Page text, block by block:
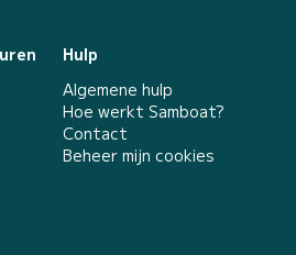
Hulp
Algemene hulp
Hoe werkt Samboat?
Contact
Beheer mijn cookies